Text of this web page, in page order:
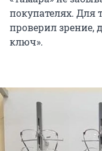
покупателях. Для
проверил зрение,
ключ».